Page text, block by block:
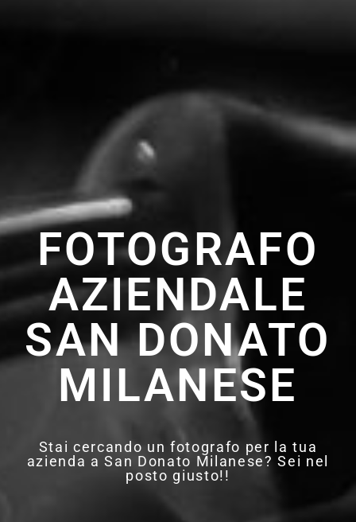
FOTOGRAFO
AZIENDALE
SAN DONATO
MILANESE
Stai cercando un fotografo per la tua
azienda a San Donato Milanese? Sei nel
posto giusto!!